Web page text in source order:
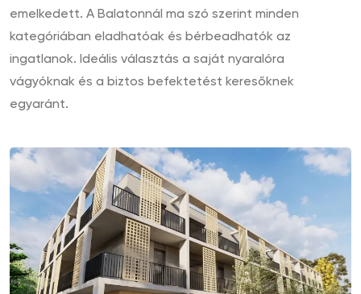
emelkedett. A Balatonnál ma szó szerint minden
kategóriában eladhatóak és bérbeadhatók az
ingatlanok. Ideális választás a saját nyaralóra
vágyóknak és a biztos befektetést keresőknek
egyaránt.